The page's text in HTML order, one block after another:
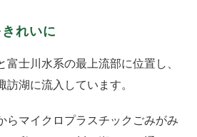
れいに
⼠川⽔系の最上流部に位置し、
湖に流入しています。
らマイクロプラスチックごみがみ